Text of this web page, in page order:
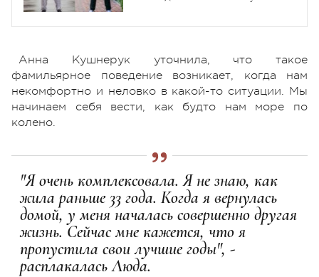
Анна Кушнерук уточнила, что такое
фамильярное поведение возникает, когда нам
некомфортно и неловко в какой-то ситуации. Мы
начинаем себя вести, как будто нам море по
колено.
"Я очень комплексовала. Я не знаю, как
жила раньше 33 года. Когда я вернулась
домой, у меня началась совершенно другая
жизнь. Сейчас мне кажется, что я
пропустила свои лучшие годы", -
расплакалась Люда.